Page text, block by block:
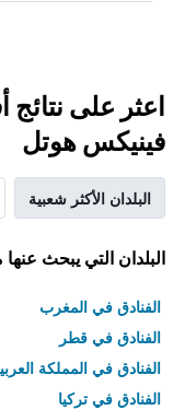
اعثر على
فينيكس هوتل
البلدان الأكثر شعبية
البلدان التي يبحث
الفنادق في المغرب
الفنادق في قطر
الفنادق في المملكة
الفنادق في تركيا